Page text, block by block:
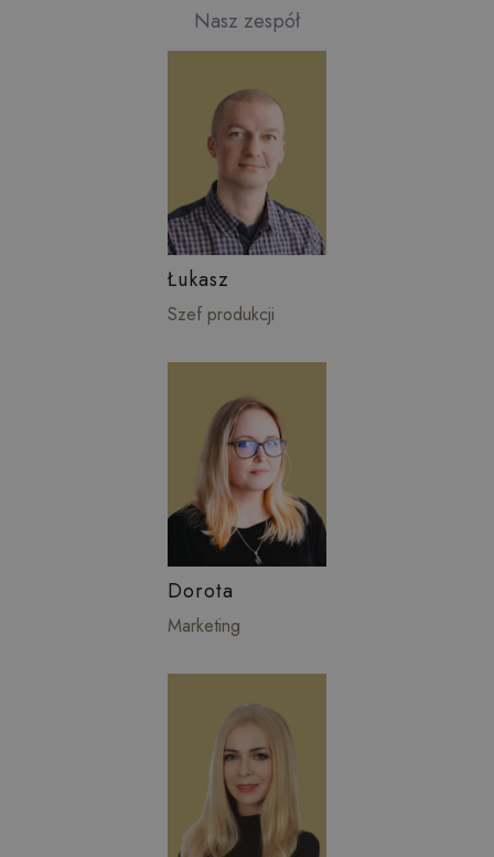
Nasz zespół
Łukasz
Szef produkcji
Dorota
Marketing